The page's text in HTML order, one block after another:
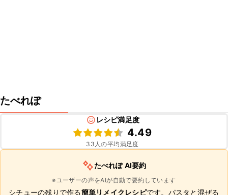
たべれぽ
レシピ満足度
4.49
33 人の平均満足度
たべれぽ AI要約
※ユーザーの声をAIが自動で要約しています
シチューの残りで作る簡単リメイクレシピです。パスタと混ぜる